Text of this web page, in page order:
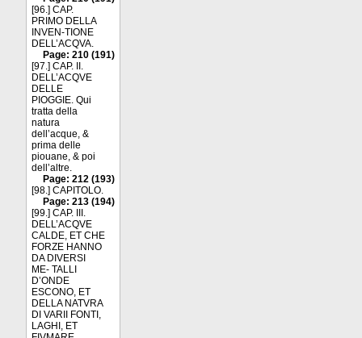
[96.] CAP.
PRIMO DELLA
INVEN-TIONE
DELL’ACQVA.
Page: 210 (191)
[97.] CAP. II.
DELL’ACQVE
DELLE
PIOGGIE. Qui
tratta della
natura
dell’acque, &
prima delle
piouane, & poi
dell’altre.
Page: 212 (193)
[98.] CAPITOLO.
Page: 213 (194)
[99.] CAP. III.
DELL’ACQVE
CALDE, ET CHE
FORZE HANNO
DA DIVERSI
ME- TALLI
D’ONDE
ESCONO, ET
DELLA NATVRA
DI VARII FONTI,
LAGHI, ET